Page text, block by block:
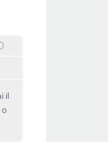
il
o